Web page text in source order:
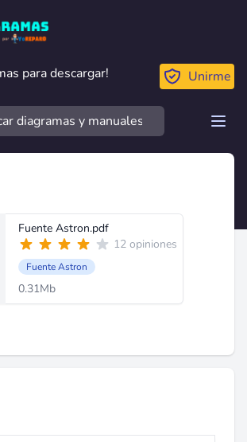
para descargar!
para descargar! Unirme
Fuente Astron.pdf
12 opiniones
Fuente Astron
0.31Mb